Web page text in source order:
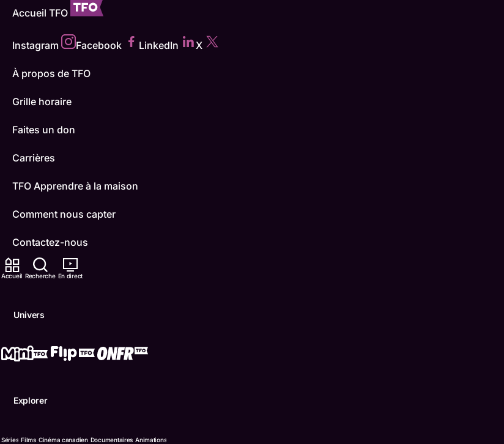
Accueil Recherche En direct
Univers
Explorer
Séries Films Cinéma canadien Documentaires Animations
Accueil TFO
Instagram Facebook LinkedIn X
À propos de TFO
Grille horaire
Faites un don
Carrières
TFO Apprendre à la maison
Comment nous capter
Contactez-nous
ONFR
Conditions d'utilisation
© Office des télécommunications éducatives de langue française de l’Ontario (TFO) - 2026